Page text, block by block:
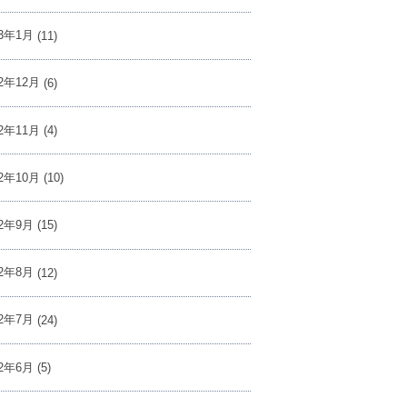
年1月 (11)
年12月 (6)
年11月 (4)
年10月 (10)
年9月 (15)
年8月 (12)
年7月 (24)
年6月 (5)